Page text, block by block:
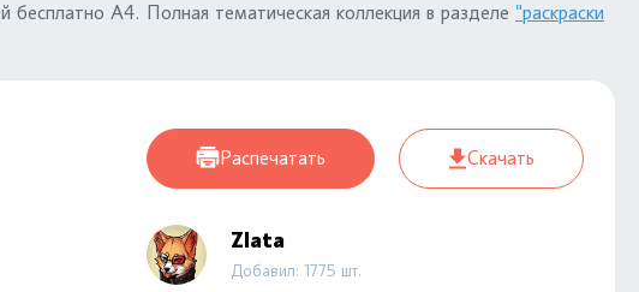
бесплатно А4. Полная тематическая коллекция в разделе "раскраски
Распечатать Скачать
Zlata
Добавил: 1775 шт.